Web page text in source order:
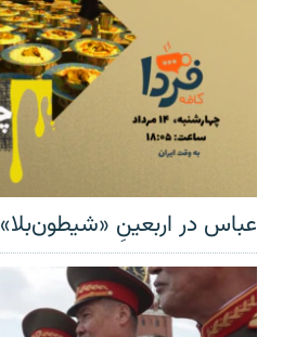
عباس در اربعینِ «شیطون‌بلا»